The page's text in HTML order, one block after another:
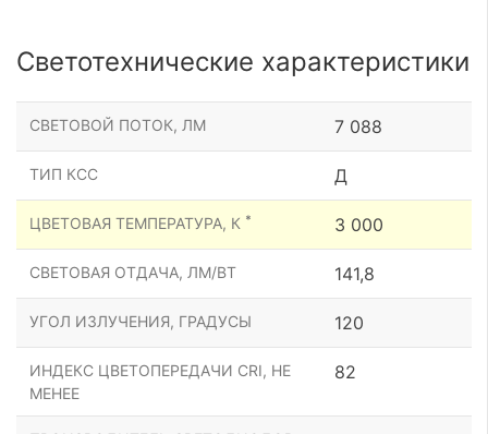
Светотехнические характеристики
СВЕТОВОЙ ПОТОК, ЛМ 7 088
ТИП КСС Д
ЦВЕТОВАЯ ТЕМПЕРАТУРА, К * 3 000
СВЕТОВАЯ ОТДАЧА, ЛМ/ВТ 141,8
УГОЛ ИЗЛУЧЕНИЯ, ГРАДУСЫ 120
ИНДЕКС ЦВЕТОПЕРЕДАЧИ CRI, НЕ
МЕНЕЕ
82